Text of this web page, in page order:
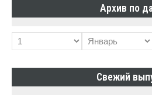
Архив по
Свежий